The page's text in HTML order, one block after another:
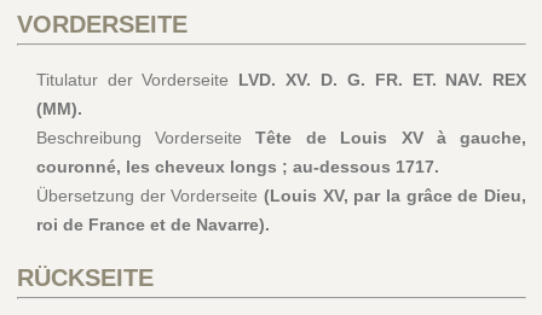
VORDERSEITE
Titulatur der Vorderseite LVD. XV. D. G. FR. ET. NAV. REX
(MM).
Beschreibung VorderseiteTête de Louis XV à gauche,
couronné, les cheveux longs ; au-dessous 1717.
Übersetzung der Vorderseite (Louis XV, par la grâce de Dieu,
roi de France et de Navarre).
RÜCKSEITE